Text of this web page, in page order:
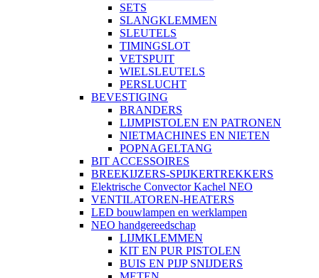
SETS
SLANGKLEMMEN
SLEUTELS
TIMINGSLOT
VETSPUIT
WIELSLEUTELS
PERSLUCHT
BEVESTIGING
BRANDERS
LIJMPISTOLEN EN PATRONEN
NIETMACHINES EN NIETEN
POPNAGELTANG
BIT ACCESSOIRES
BREEKIJZERS-SPIJKERTREKKERS
Elektrische Convector Kachel NEO
VENTILATOREN-HEATERS
LED bouwlampen en werklampen
NEO handgereedschap
LIJMKLEMMEN
KIT EN PUR PISTOLEN
BUIS EN PIJP SNIJDERS